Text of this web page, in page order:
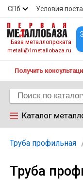
СПб Условия
Скидки Прайс
База металлопроката
metall@1metallobaza.ru
Получить
Каталог
Труба
Труба профильная
Труба